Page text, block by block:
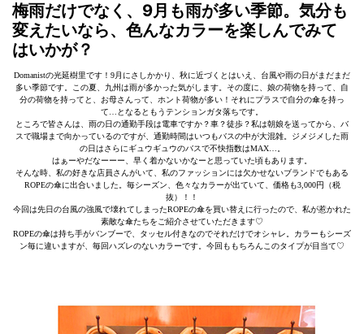
梅雨だけでなく、9月も雨が多い季節。気分も
変えたいなら、色んなカラーを楽しんでみて
はいかが？
Domanistの光延樹里です！9月にさしかかり、秋に近づくとはいえ、台風や雨の日がまだまだ
多い季節です。この夏、九州は雨が多かった気がします。その度に、娘の荷物を持って、自
分の荷物を持ってと、お母さんって、ホント荷物が多い！それにプラスで自分の傘を持っ
て…となるともうテンションガタ落ちです。
ところで皆さんは、雨の日の通勤手段は電車ですか？車？徒歩？私は朝娘を送ってから、バ
スで職場まで向かっているのですが、通勤時間はいつもバスの中が大混雑。ジメジメした雨
の日はさらにギュウギュウのバスで不快指数はMAX…。
はぁーやだなーーー、早く着かないかなーと思っていた頃もあります。
そんな時、私の好きな店員さんがいて、私のファッションには欠かせないブランドでもある
ROPEの傘に出合いました。毎シーズン、色々なカラーが出ていて、価格も3,000円（税
抜）！！
今回は先日の台風の強風で壊れてしまったROPEの傘を買い替えに行ったので、私が惹かれた
素敵な傘たちをご紹介させていただきます♡
ROPEの傘は持ち手がバンブーで、タッセル付きなのでそれだけでオシャレ。カラーもシーズ
ン毎に違いますが、毎回ハズレのないカラーです。今回ももちろんこのタイプが目当て♡